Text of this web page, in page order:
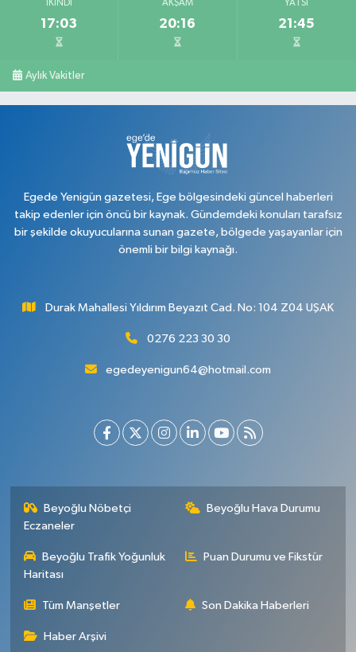
İKINDI
17:03
AKŞAM
20:16
YATSI
21:45
Aylık Vakitler
Egede Yenigün gazetesi, Ege bölgesindeki güncel haberleri
takip edenler için öncü bir kaynak. Gündemdeki konuları tarafsız
bir şekilde okuyucularına sunan gazete, bölgede yaşayanlar için
önemli bir bilgi kaynağı.
Durak Mahallesi Yıldırım Beyazıt Cad. No: 104 Z04 UŞAK
0276 223 30 30
egedeyenigun64@hotmail.com
Beyoğlu Nöbetçi
Eczaneler
Beyoğlu Hava Durumu
Beyoğlu Trafik Yoğunluk
Haritası
Puan Durumu ve Fikstür
Tüm Manşetler Son Dakika Haberleri
Haber Arşivi